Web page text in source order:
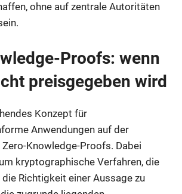
ohne auf zentrale Autoritäten
Proofs: wenn
preisgegeben wird
Konzept für
Anwendungen auf der
Knowledge-Proofs. Dabei
kryptographische Verfahren, die
Richtigkeit einer Aussage zu